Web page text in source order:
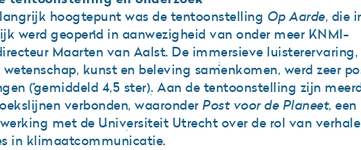
hoogtepunt was de tentoonstelling Op Aarde, die
werd geopend in aanwezigheid van onder meer KNMI-
Maarten van Aalst. De immersieve luisterervaring,
kunst en beleving samenkomen, werd zeer
(gemiddeld 4,5 ster). Aan de tentoonstelling zijn
verbonden, waaronderPost voor de Planeet, een
met de Universiteit Utrecht over de rol van
in klimaatcommunicatie.